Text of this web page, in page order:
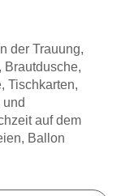
der Trauung,
Brautdusche,
Tischkarten,
auf dem
Ballon